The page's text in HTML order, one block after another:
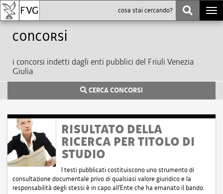
Concorsi
i concorsi indetti dagli enti pubblici del Friuli Venezia
Giulia
CERCA CONCORSI
RISULTATO DELLA
RICERCA PER TITOLO DI
STUDIO
I testi pubblicati costituiscono uno strumento di
consultazione documentale privo di qualsiasi valore giuridico e la
responsabilità degli stessi è in capo all'Ente che ha emanato il bando.